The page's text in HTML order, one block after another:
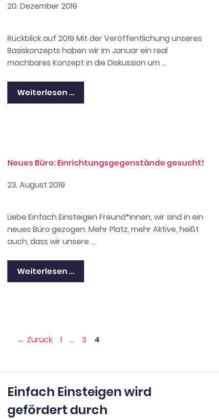
20. Dezember 2019
Rückblick auf 2019 Mit der Veröffentlichung unseres
Basiskonzepts haben wir im Januar ein real
machbares Konzept in die Diskussion um …
Weiterlesen …
Neues Büro: Einrichtungsgegenstände gesucht!
23. August 2019
Liebe Einfach Einsteigen Freund*innen, wir sind in ein
neues Büro gezogen. Mehr Platz, mehr Aktive, heißt
auch, dass wir unsere …
Weiterlesen …
← Zurück Seite
1 … Seite
3 Seite
4
Einfach Einsteigen wird
gefördert durch